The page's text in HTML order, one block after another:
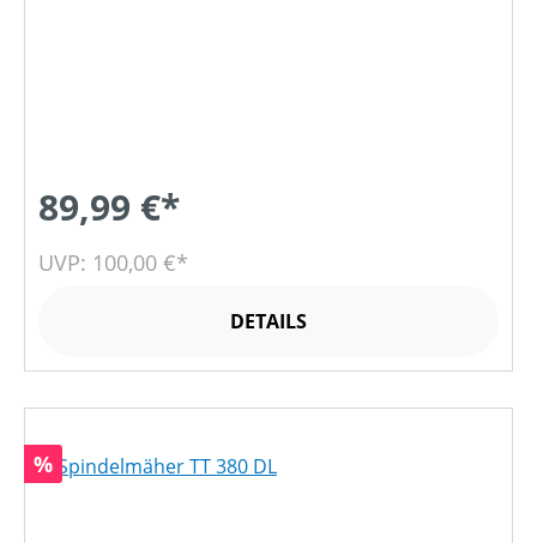
89,99 €*
UVP: 100,00 €*
DETAILS
Rabatt
%